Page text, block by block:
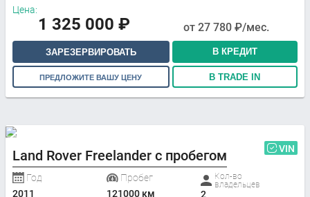
Цена:
1 325 000 ₽ от 27 780 ₽/мес.
ЗАРЕЗЕРВИРОВАТЬ В КРЕДИТ
ПРЕДЛОЖИТЕ ВАШУ ЦЕНУ В TRADE IN
Land Rover Freelander с пробегом VIN
Год
2011
Пробег
121000 км
Кол-во
владельцев
2